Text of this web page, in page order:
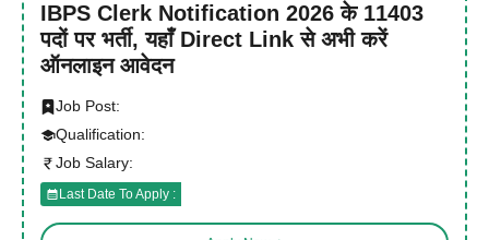
IBPS Clerk Notification 2026 के 11403
पदों पर भर्ती, यहाँ Direct Link से अभी करें
ऑनलाइन आवेदन
Job Post:
Qualification:
Job Salary:
Last Date To Apply :